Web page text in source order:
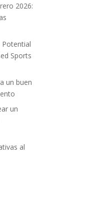
2026:
Potential
Sports
un buen
un
al